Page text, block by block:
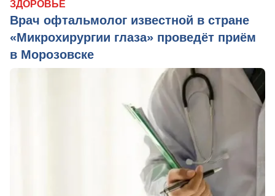
ЗДОРОВЬЕ
Врач офтальмолог известной в стране
«Микрохирургии глаза» проведёт приём
в Морозовске